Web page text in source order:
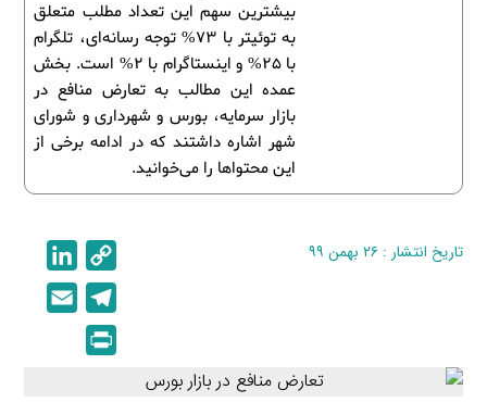
بیشترین سهم این تعداد مطلب متعلق
به توئیتر با 73% توجه رسانه‌ای، تلگرام
با 25% و اینستاگرام با 2% است. بخش
عمده این مطالب به تعارض منافع در
بازار سرمایه، بورس و شهرداری و شورای
شهر اشاره داشتند که در ادامه برخی از
این محتواها را می‌خوانید.
تاریخ انتشار : ۲۶ بهمن ۹۹
o
p
y
i
n
e
l